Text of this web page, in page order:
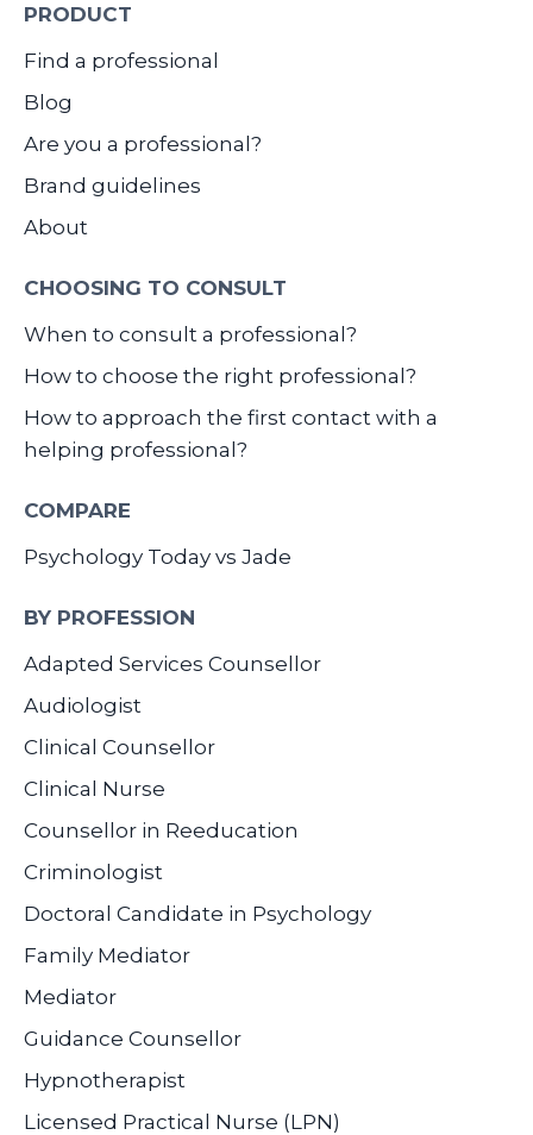
PRODUCT
Find a professional
Blog
Are you a professional?
Brand guidelines
About
CHOOSING TO CONSULT
When to consult a professional?
How to choose the right professional?
How to approach the first contact with a
helping professional?
COMPARE
Psychology Today vs Jade
BY PROFESSION
Adapted Services Counsellor
Audiologist
Clinical Counsellor
Clinical Nurse
Counsellor in Reeducation
Criminologist
Doctoral Candidate in Psychology
Family Mediator
Mediator
Guidance Counsellor
Hypnotherapist
Licensed Practical Nurse (LPN)